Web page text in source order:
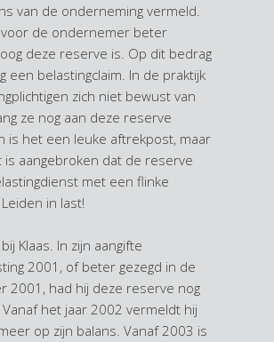
van de onderneming vermeld.
de ondernemer beter
deze reserve is. Op dit bedrag
een belastingclaim. In de praktijk
zich niet bewust van
ze nog aan deze reserve
is het een leuke aftrekpost, maar
aangebroken dat de reserve
met een flinke
in last!
Klaas. In zijn aangifte
2001, of beter gezegd in de
2001, had hij deze reserve nog
het jaar 2002 vermeldt hij
op zijn balans. Vanaf 2003 is